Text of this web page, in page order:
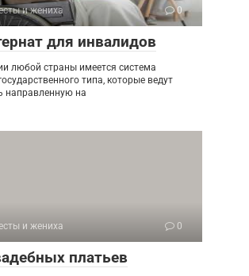
и жениха 0
для инвалидов
любой страны имеется система
типа, которые ведут
направленную на
и жениха 0
платьев